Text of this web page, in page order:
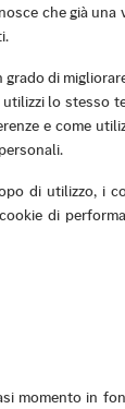
che già
di
lo stesso
e come
di utilizzo, i
di
momento in